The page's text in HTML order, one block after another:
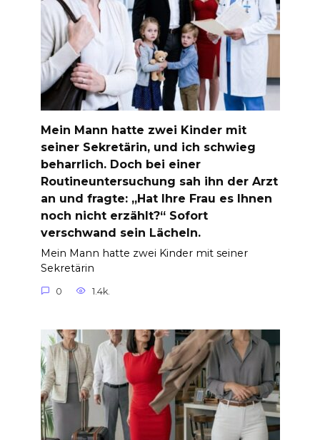
Mein Mann hatte zwei Kinder mit
seiner Sekretärin, und ich schwieg
beharrlich. Doch bei einer
Routineuntersuchung sah ihn der Arzt
an und fragte: „Hat Ihre Frau es Ihnen
noch nicht erzählt?“ Sofort
verschwand sein Lächeln.
Mein Mann hatte zwei Kinder mit seiner
Sekretärin
0 1.4k.